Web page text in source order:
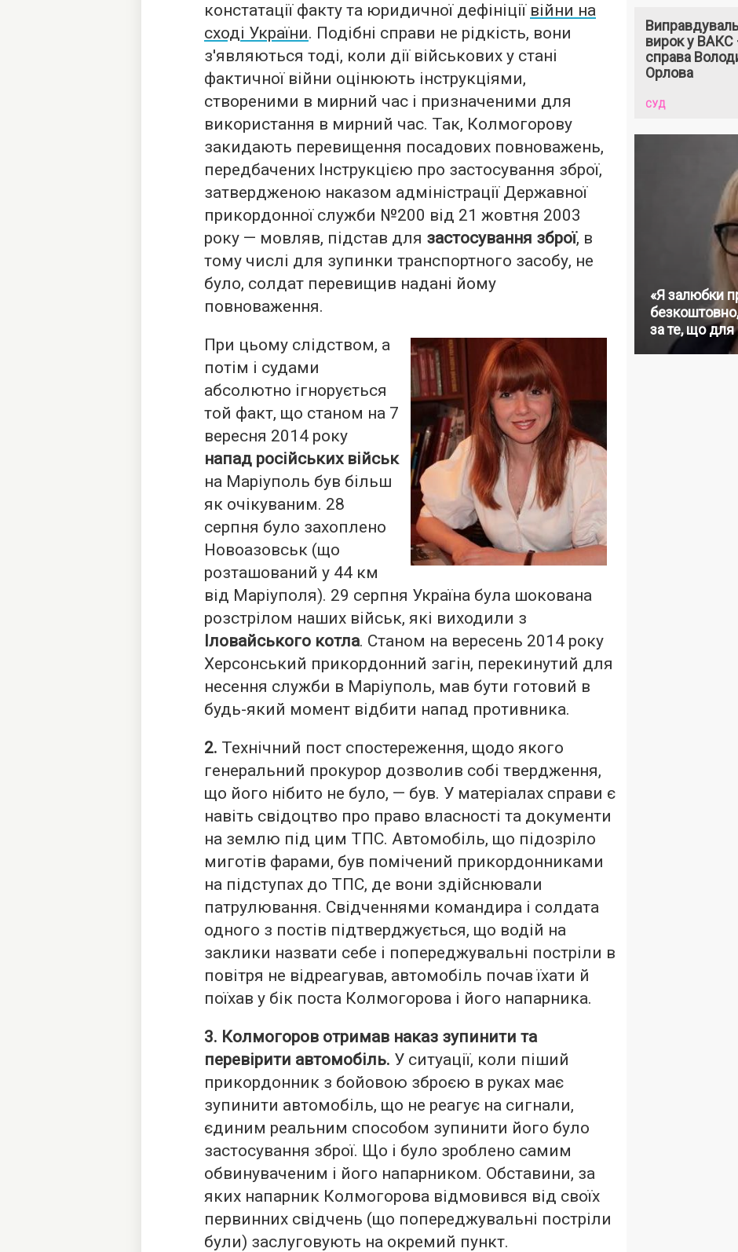
констатації факту та юридичної дефініції війни на
сході України. Подібні справи не рідкість, вони
з'являються тоді, коли дії військових у стані
фактичної війни оцінюють інструкціями,
створеними в мирний час і призначеними для
використання в мирний час. Так, Колмогорову
закидають перевищення посадових повноважень,
передбачених Інструкцією про застосування зброї,
затвердженою наказом адміністрації Державної
прикордонної служби №200 від 21 жовтня 2003
року — мовляв, підстав для застосування зброї, в
тому числі для зупинки транспортного засобу, не
було, солдат перевищив надані йому
повноваження.
При цьому слідством, а
потім і судами
абсолютно ігнорується
той факт, що станом на 7
вересня 2014 року
напад російських військ
на Маріуполь був більш
як очікуваним. 28
серпня було захоплено
Новоазовськ (що
розташований у 44 км
від Маріуполя). 29 серпня Україна була шокована
розстрілом наших військ, які виходили з
Іловайського котла. Станом на вересень 2014 року
Херсонський прикордонний загін, перекинутий для
несення служби в Маріуполь, мав бути готовий в
будь-який момент відбити напад противника.
2. Технічний пост спостереження, щодо якого
генеральний прокурор дозволив собі твердження,
що його нібито не було, — був. У матеріалах справи є
навіть свідоцтво про право власності та документи
на землю під цим ТПС. Автомобіль, що підозріло
миготів фарами, був помічений прикордонниками
на підступах до ТПС, де вони здійснювали
патрулювання. Свідченнями командира і солдата
одного з постів підтверджується, що водій на
заклики назвати себе і попереджувальні постріли в
повітря не відреагував, автомобіль почав їхати й
поїхав у бік поста Колмогорова і його напарника.
3. Колмогоров отримав наказ зупинити та
перевірити автомобіль. У ситуації, коли піший
прикордонник з бойовою зброєю в руках має
зупинити автомобіль, що не реагує на сигнали,
єдиним реальним способом зупинити його було
застосування зброї. Що і було зроблено самим
обвинуваченим і його напарником. Обставини, за
яких напарник Колмогорова відмовився від своїх
первинних свідчень (що попереджувальні постріли
були) заслуговують на окремий пункт.
вирок у
справа
Орлова
СУД
«Я залюбки
за те, що для